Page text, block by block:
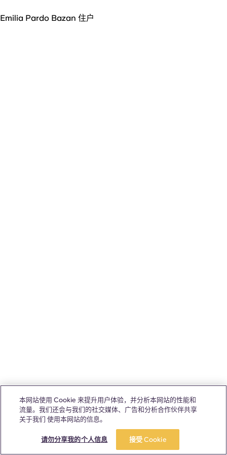
Emilia Pardo Bazan 住户
本网站使用 Cookie 来提升用户体验，并分析本网站的性能和
流量。我们还会与我们的社交媒体、广告和分析合作伙伴共享
关于我们 使用本网站的信息。
请勿分享我的个人信息 接受 Cookie